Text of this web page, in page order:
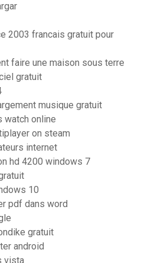
2003 francais gratuit pour
faire une maison sous terre
gratuit
musique gratuit
watch online
on steam
internet
hd 4200 windows 7
10
pdf dans word
gratuit
android
vista